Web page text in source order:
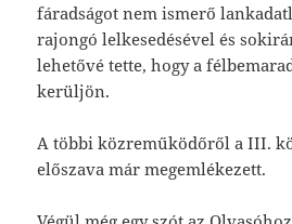
fáradságot nem ismerő
ra­jongó lelkesedésével és
lehetővé tette, hogy a
kerüljön.
A többi közreműködőről a III.
előszava már megemlékezett.